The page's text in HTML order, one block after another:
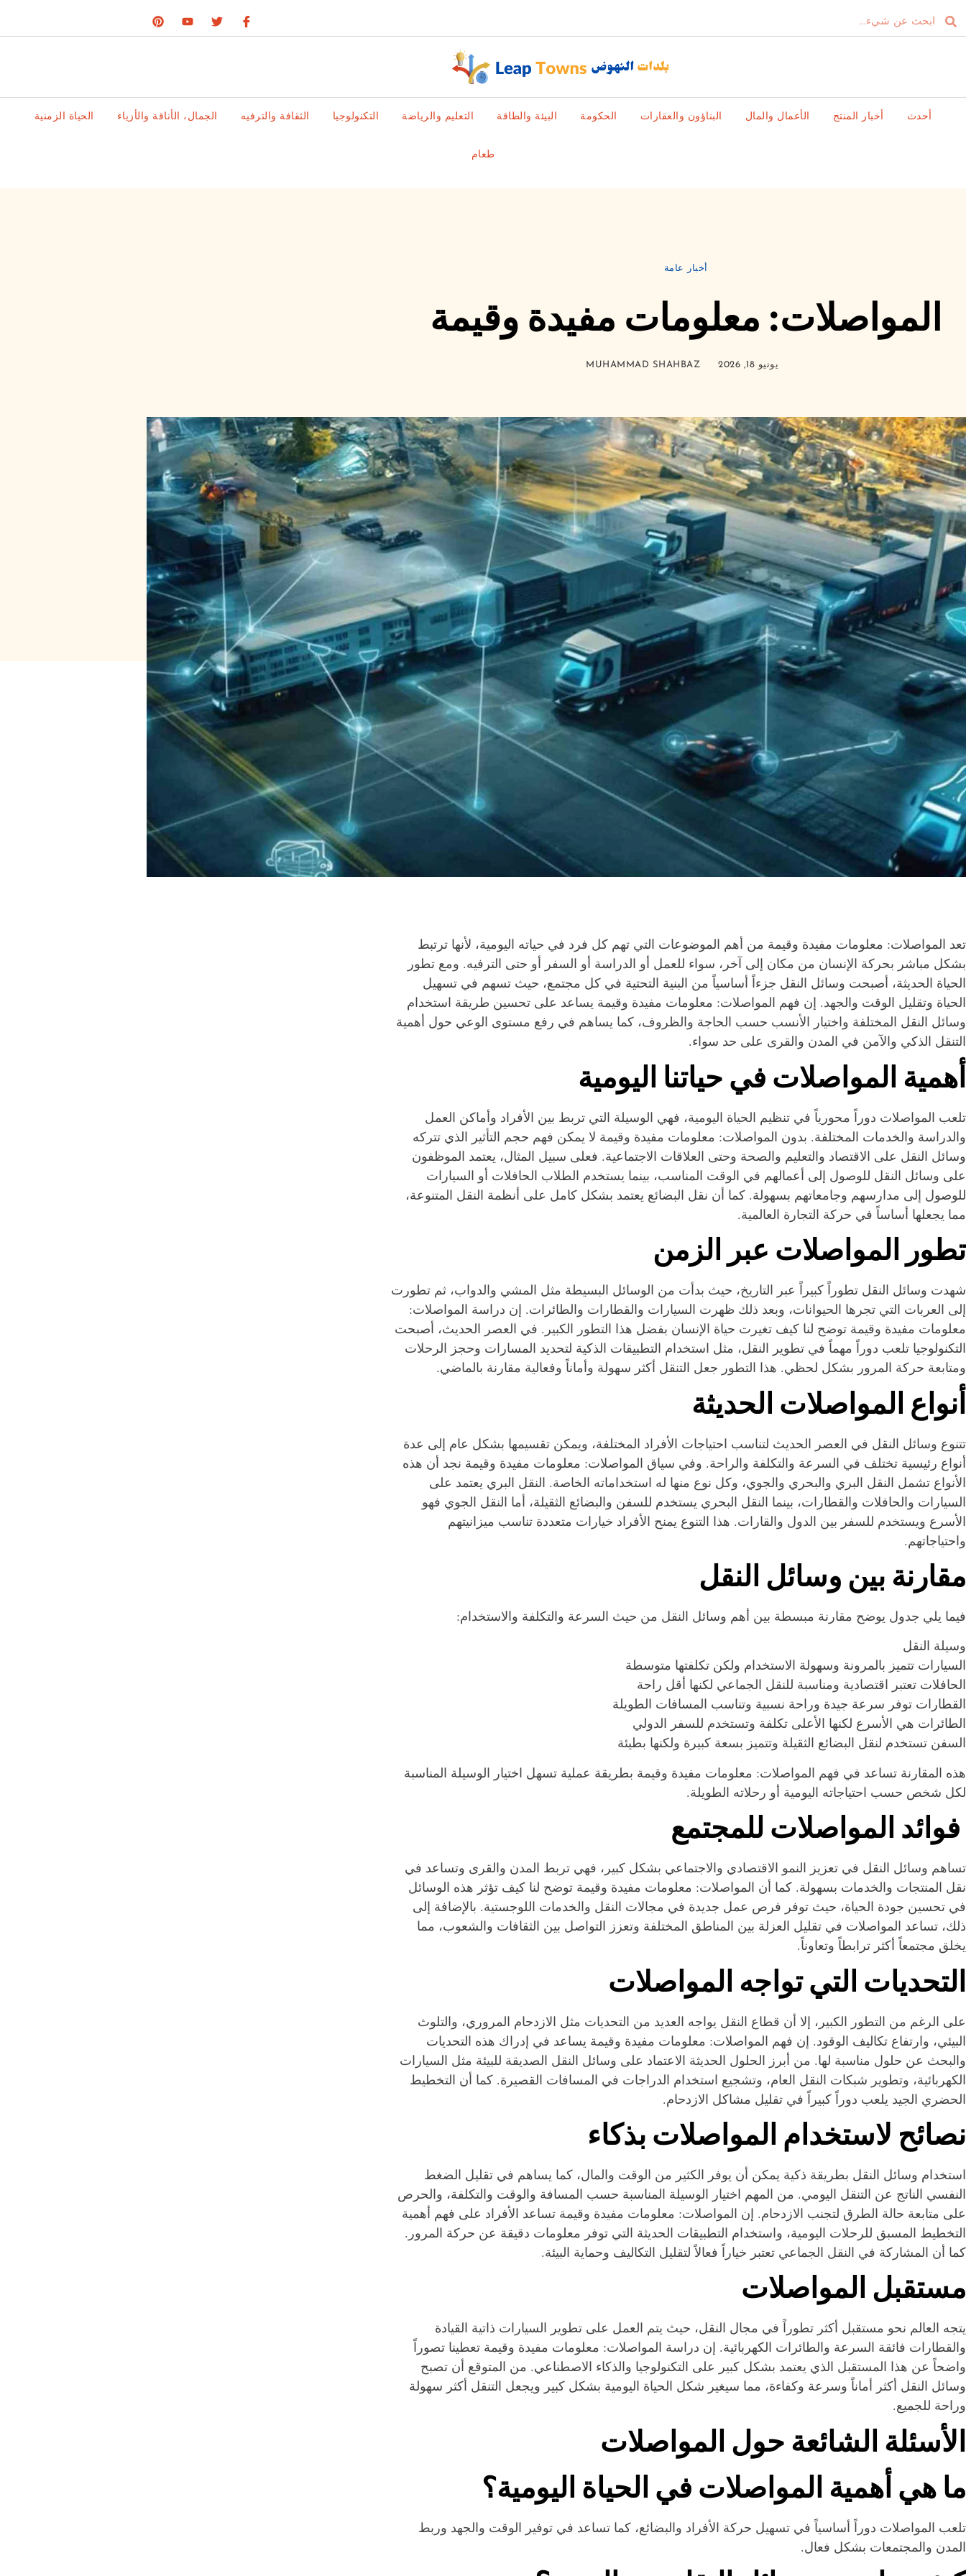
أحدث أخبار المنتج الأعمال والمال البناؤون والعقارات الحكومة البيئة والطاقة التعليم والرياضة التكنولوجيا الثقافة والترفيه الجمال، الأناقة والأزياء الحياة الزمنية
طعام
أخبار عامة
المواصلات: معلومات مفيدة وقيمة
يونيو 18, 2026 MUHAMMAD SHAHBAZ
تعد المواصلات: معلومات مفيدة وقيمة من أهم الموضوعات التي تهم كل فرد في حياته اليومية، لأنها ترتبط
بشكل مباشر بحركة الإنسان من مكان إلى آخر، سواء للعمل أو الدراسة أو السفر أو حتى الترفيه. ومع تطور
الحياة الحديثة، أصبحت وسائل النقل جزءاً أساسياً من البنية التحتية في كل مجتمع، حيث تسهم في تسهيل
الحياة وتقليل الوقت والجهد. إن فهم المواصلات: معلومات مفيدة وقيمة يساعد على تحسين طريقة استخدام
وسائل النقل المختلفة واختيار الأنسب حسب الحاجة والظروف، كما يساهم في رفع مستوى الوعي حول أهمية
التنقل الذكي والآمن في المدن والقرى على حد سواء.
أهمية المواصلات في حياتنا اليومية
تلعب المواصلات دوراً محورياً في تنظيم الحياة اليومية، فهي الوسيلة التي تربط بين الأفراد وأماكن العمل
والدراسة والخدمات المختلفة. بدون المواصلات: معلومات مفيدة وقيمة لا يمكن فهم حجم التأثير الذي تتركه
وسائل النقل على الاقتصاد والتعليم والصحة وحتى العلاقات الاجتماعية. فعلى سبيل المثال، يعتمد الموظفون
على وسائل النقل للوصول إلى أعمالهم في الوقت المناسب، بينما يستخدم الطلاب الحافلات أو السيارات
للوصول إلى مدارسهم وجامعاتهم بسهولة. كما أن نقل البضائع يعتمد بشكل كامل على أنظمة النقل المتنوعة،
مما يجعلها أساساً في حركة التجارة العالمية.
تطور المواصلات عبر الزمن
شهدت وسائل النقل تطوراً كبيراً عبر التاريخ، حيث بدأت من الوسائل البسيطة مثل المشي والدواب، ثم تطورت
إلى العربات التي تجرها الحيوانات، وبعد ذلك ظهرت السيارات والقطارات والطائرات. إن دراسة المواصلات:
معلومات مفيدة وقيمة توضح لنا كيف تغيرت حياة الإنسان بفضل هذا التطور الكبير. في العصر الحديث، أصبحت
التكنولوجيا تلعب دوراً مهماً في تطوير النقل، مثل استخدام التطبيقات الذكية لتحديد المسارات وحجز الرحلات
ومتابعة حركة المرور بشكل لحظي. هذا التطور جعل التنقل أكثر سهولة وأماناً وفعالية مقارنة بالماضي.
أنواع المواصلات الحديثة
تتنوع وسائل النقل في العصر الحديث لتناسب احتياجات الأفراد المختلفة، ويمكن تقسيمها بشكل عام إلى عدة
أنواع رئيسية تختلف في السرعة والتكلفة والراحة. وفي سياق المواصلات: معلومات مفيدة وقيمة نجد أن هذه
الأنواع تشمل النقل البري والبحري والجوي، وكل نوع منها له استخداماته الخاصة. النقل البري يعتمد على
السيارات والحافلات والقطارات، بينما النقل البحري يستخدم للسفن والبضائع الثقيلة، أما النقل الجوي فهو
الأسرع ويستخدم للسفر بين الدول والقارات. هذا التنوع يمنح الأفراد خيارات متعددة تناسب ميزانيتهم
واحتياجاتهم.
مقارنة بين وسائل النقل
فيما يلي جدول يوضح مقارنة مبسطة بين أهم وسائل النقل من حيث السرعة والتكلفة والاستخدام:
وسيلة النقل
السيارات تتميز بالمرونة وسهولة الاستخدام ولكن تكلفتها متوسطة
الحافلات تعتبر اقتصادية ومناسبة للنقل الجماعي لكنها أقل راحة
القطارات توفر سرعة جيدة وراحة نسبية وتناسب المسافات الطويلة
الطائرات هي الأسرع لكنها الأعلى تكلفة وتستخدم للسفر الدولي
السفن تستخدم لنقل البضائع الثقيلة وتتميز بسعة كبيرة ولكنها بطيئة
هذه المقارنة تساعد في فهم المواصلات: معلومات مفيدة وقيمة بطريقة عملية تسهل اختيار الوسيلة المناسبة
لكل شخص حسب احتياجاته اليومية أو رحلاته الطويلة.
فوائد المواصلات للمجتمع
تساهم وسائل النقل في تعزيز النمو الاقتصادي والاجتماعي بشكل كبير، فهي تربط المدن والقرى وتساعد في
نقل المنتجات والخدمات بسهولة. كما أن المواصلات: معلومات مفيدة وقيمة توضح لنا كيف تؤثر هذه الوسائل
في تحسين جودة الحياة، حيث توفر فرص عمل جديدة في مجالات النقل والخدمات اللوجستية. بالإضافة إلى
ذلك، تساعد المواصلات في تقليل العزلة بين المناطق المختلفة وتعزز التواصل بين الثقافات والشعوب، مما
يخلق مجتمعاً أكثر ترابطاً وتعاوناً.
التحديات التي تواجه المواصلات
على الرغم من التطور الكبير، إلا أن قطاع النقل يواجه العديد من التحديات مثل الازدحام المروري، والتلوث
البيئي، وارتفاع تكاليف الوقود. إن فهم المواصلات: معلومات مفيدة وقيمة يساعد في إدراك هذه التحديات
والبحث عن حلول مناسبة لها. من أبرز الحلول الحديثة الاعتماد على وسائل النقل الصديقة للبيئة مثل السيارات
الكهربائية، وتطوير شبكات النقل العام، وتشجيع استخدام الدراجات في المسافات القصيرة. كما أن التخطيط
الحضري الجيد يلعب دوراً كبيراً في تقليل مشاكل الازدحام.
نصائح لاستخدام المواصلات بذكاء
استخدام وسائل النقل بطريقة ذكية يمكن أن يوفر الكثير من الوقت والمال، كما يساهم في تقليل الضغط
النفسي الناتج عن التنقل اليومي. من المهم اختيار الوسيلة المناسبة حسب المسافة والوقت والتكلفة، والحرص
على متابعة حالة الطرق لتجنب الازدحام. إن المواصلات: معلومات مفيدة وقيمة تساعد الأفراد على فهم أهمية
التخطيط المسبق للرحلات اليومية، واستخدام التطبيقات الحديثة التي توفر معلومات دقيقة عن حركة المرور.
كما أن المشاركة في النقل الجماعي تعتبر خياراً فعالاً لتقليل التكاليف وحماية البيئة.
مستقبل المواصلات
يتجه العالم نحو مستقبل أكثر تطوراً في مجال النقل، حيث يتم العمل على تطوير السيارات ذاتية القيادة
والقطارات فائقة السرعة والطائرات الكهربائية. إن دراسة المواصلات: معلومات مفيدة وقيمة تعطينا تصوراً
واضحاً عن هذا المستقبل الذي يعتمد بشكل كبير على التكنولوجيا والذكاء الاصطناعي. من المتوقع أن تصبح
وسائل النقل أكثر أماناً وسرعة وكفاءة، مما سيغير شكل الحياة اليومية بشكل كبير ويجعل التنقل أكثر سهولة
وراحة للجميع.
الأسئلة الشائعة حول المواصلات
ما هي أهمية المواصلات في الحياة اليومية؟
تلعب المواصلات دوراً أساسياً في تسهيل حركة الأفراد والبضائع، كما تساعد في توفير الوقت والجهد وربط
المدن والمجتمعات بشكل فعال.